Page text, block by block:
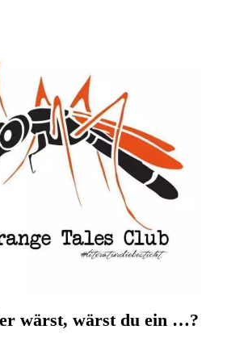
wärst, wärst du ein …?